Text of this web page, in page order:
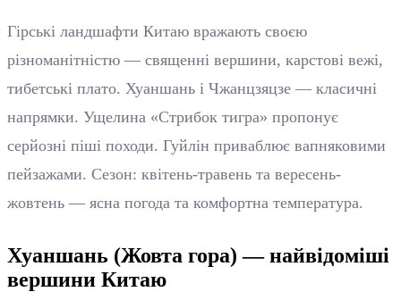
Гірські ландшафти Китаю вражають своєю
різноманітністю — священні вершини, карстові вежі,
тибетські плато. Хуаншань і Чжанцзяцзе — класичні
напрямки. Ущелина «Стрибок тигра» пропонує
серйозні піші походи. Гуйлін приваблює вапняковими
пейзажами. Сезон: квітень-травень та вересень-
жовтень — ясна погода та комфортна температура.
Хуаншань (Жовта гора) — найвідоміші
вершини Китаю